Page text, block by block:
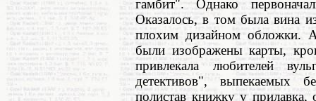
гамбит". Однако
Оказалось, в том была вина
плохим дизайном обложки.
были изображены карты,
привлекала любителей
детективов", выпекаемых
полистав книжку у прилавка,